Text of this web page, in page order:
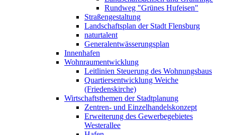
Rundweg "Grünes Hufeisen"
Straßengestaltung
Landschaftsplan der Stadt Flensburg
naturtalent
Generalentwässerungsplan
Innenhafen
Wohnraumentwicklung
Leitlinien Steuerung des Wohnungsbaus
Quartiersentwicklung Weiche
(Friedenskirche)
Wirtschaftsthemen der Stadtplanung
Zentren- und Einzelhandelskonzept
Erweiterung des Gewerbegebietes
Westerallee